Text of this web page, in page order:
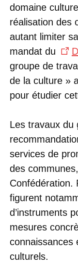
domaine
réalisation des
autant limiter
mandat du
groupe de
de la culture »
pour étudier
Les travaux du
services de
des
Confédération.
figurent
d’instruments
mesures
connaissances
culturels.